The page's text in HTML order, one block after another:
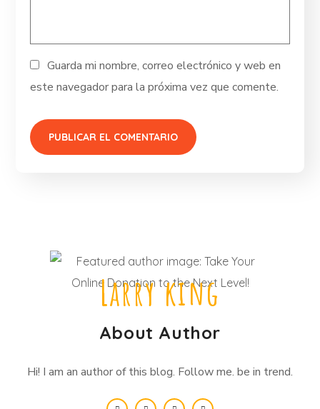
Guarda mi nombre, correo electrónico y web en
este navegador para la próxima vez que comente.
Larry king
About Author
Hi! I am an author of this blog. Follow me. be in trend.